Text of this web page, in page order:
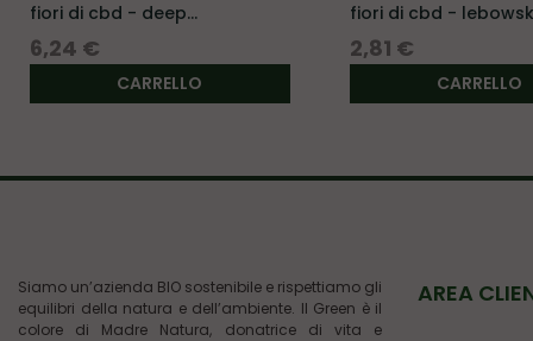
fiori di cbd - deep
candy...
Prezzo
6,24 €
CARRELLO
fiori di cbd -
Prezzo
2,81 €
CARRELLO
Siamo un’azienda BIO sostenibile e rispettiamo gli
equilibri della natura e dell’ambiente. Il Green è il
colore di Madre Natura, donatrice di vita e
AREA